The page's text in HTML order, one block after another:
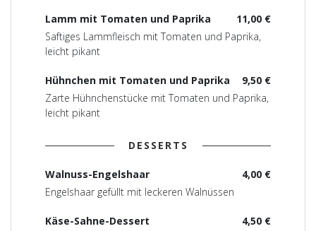
11,00 €
Lamm mit Tomaten und Paprika
Saftiges Lammfleisch mit Tomaten und Paprika,
leicht pikant
9,50 €
Hühnchen mit Tomaten und Paprika
Zarte Hühnchenstücke mit Tomaten und Paprika,
leicht pikant
DESSERTS
4,00 €
Walnuss-Engelshaar
Engelshaar gefüllt mit leckeren Walnüssen
4,50 €
Käse-Sahne-Dessert